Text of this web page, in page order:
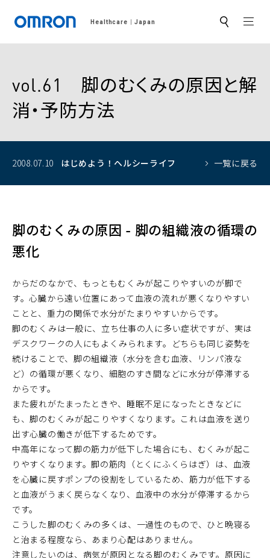
Healthcare Japan サ
ト
索
vol.61 脚のむくみの原因と解
消・予防方法
2008.07.10 はじめよう！ ヘルシーライフ 一覧に戻る
脚のむくみの原因 - 脚の組織液の循環の
悪化
からだのなかで、もっともむくみが起こりやすいのが脚で
す。心臓から遠い位置にあって血液の流れが悪くなりやすい
ことと、重力の関係で水分がたまりやすいからです。
脚のむくみは一般に、立ち仕事の人に多い症状ですが、実は
デスクワークの人にもよくみられます。どちらも同じ姿勢を
続けることで、脚の組織液（水分を含む血液、リンパ液な
ど）の循環が悪くなり、細胞のすき間などに水分が停滞する
からです。
また疲れがたまったときや、睡眠不足になったときなどに
も、脚のむくみが起こりやすくなります。これは血液を送り
出す心臓の働きが低下するためです。
中高年になって脚の筋力が低下した場合にも、むくみが起こ
りやすくなります。脚の筋肉（とくにふくらはぎ）は、血液
を心臓に戻すポンプの役割をしているため、筋力が低下する
と血液がうまく戻らなくなり、血液中の水分が停滞するから
です。
こうした脚のむくみの多くは、一過性のもので、ひと晩寝る
と治まる程度なら、あまり心配はありません。
注意したいのは、病気が原因となる脚のむくみです。原因に